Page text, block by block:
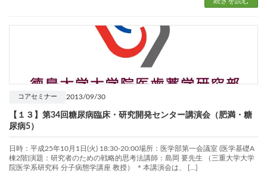
2013/09/30
コアセミナー
【１３】第34回糖尿病臨床・研究開発センター講演会（肥満・糖
尿病5）
日時：平成25年10月1日(火) 18:30-20:00場所：医学部第一会議室 (医学基礎A
棟2階)演題：研究者のための戦略的思考法講師：島岡 要先生 （三重大学大学
院医学系研究科 分子病態学講座 教授） ＊本講演会は、 […]